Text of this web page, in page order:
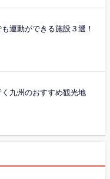
運動ができる施設３選！
く九州のおすすめ観光地